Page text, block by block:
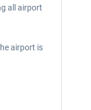
all airport
airport is